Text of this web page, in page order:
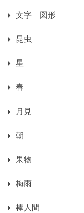
文字 図形
昆虫
星
春
月見
朝
果物
梅雨
棒人間